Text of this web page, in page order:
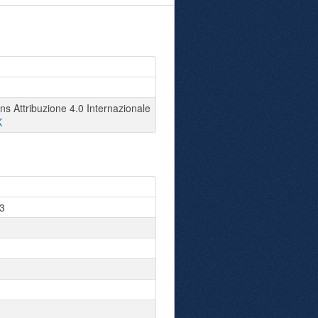
Attribuzione 4.0 Internazionale